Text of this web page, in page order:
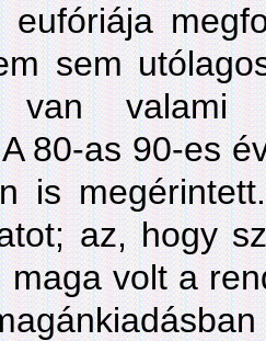
eufóriája
sem
van valami
80-as 90-es
is
az, hogy
maga volt a